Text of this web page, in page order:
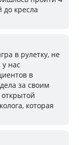
до кресла
в рулетку, не
нас
в
за своим
которая